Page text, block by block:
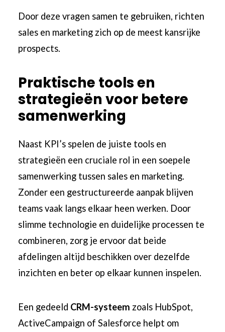
Door deze vragen samen te gebruiken, richten
sales en marketing zich op de meest kansrijke
prospects.
Praktische tools en
strategieën voor betere
samenwerking
Naast KPI’s spelen de juiste tools en
strategieën een cruciale rol in een soepele
samenwerking tussen sales en marketing.
Zonder een gestructureerde aanpak blijven
teams vaak langs elkaar heen werken. Door
slimme technologie en duidelijke processen te
combineren, zorg je ervoor dat beide
afdelingen altijd beschikken over dezelfde
inzichten en beter op elkaar kunnen inspelen.
Een gedeeld CRM-systeem zoals HubSpot,
ActiveCampaign of Salesforce helpt om